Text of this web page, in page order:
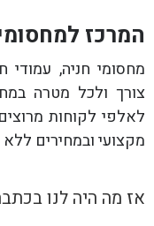
המרכז
מחסומי חניה, עמודי
צורך ולכל מטרה
לאלפי לקוחות
מקצועי ובמחירים ללא
אז מה היה לנו